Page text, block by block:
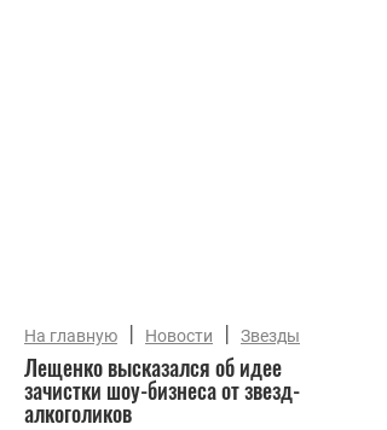
На главную | Новости | Звезды
Лещенко высказался об идее
зачистки шоу-бизнеса от звезд-
алкоголиков